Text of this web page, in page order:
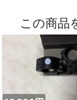
この商品